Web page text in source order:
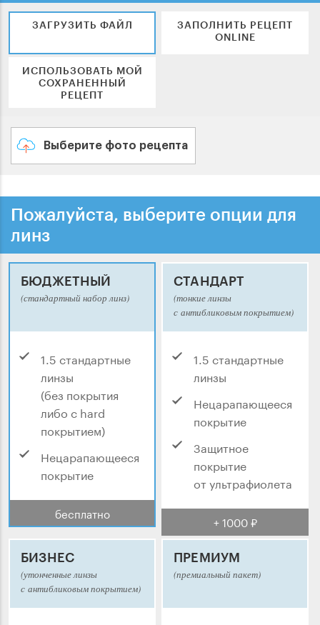
ЗАГРУЗИТЬ ФАЙЛ
ЗАПОЛНИТЬ РЕЦЕПТ
ONLINE
ИСПОЛЬЗОВАТЬ МОЙ
СОХРАНЕННЫЙ
РЕЦЕПТ
Выберите фото рецепта
Пожалуйста, выберите опции для
линз
БЮДЖЕТНЫЙ
(стандартный набор линз)
1.5 стандартные
линзы
(без покрытия
либо с hard
покрытием)
Нецарапающееся
покрытие
бесплатно
СТАНДАРТ
(тонкие линзы
с антибликовым покрытием)
1.5 стандартные
линзы
Нецарапающееся
покрытие
Защитное
покрытие
от ультрафиолета
+ 1000 ₽
БИЗНЕС
(утонченные линзы
с антибликовым покрытием)
ПРЕМИУМ
(премиальный пакет)